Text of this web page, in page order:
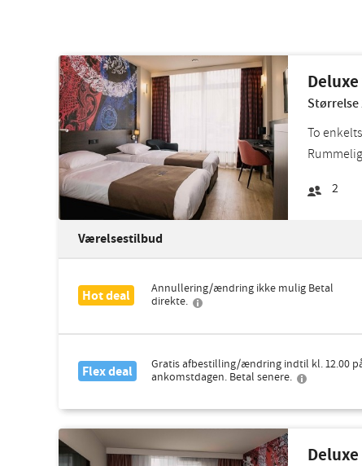
Størrelse
To
2
Værelsestilbud
Hot deal
Annullering/ændring ikke mulig Betal
direkte.
Flex deal
Gratis afbestilling/ændring indtil kl. 12.00
ankomstdagen. Betal senere.